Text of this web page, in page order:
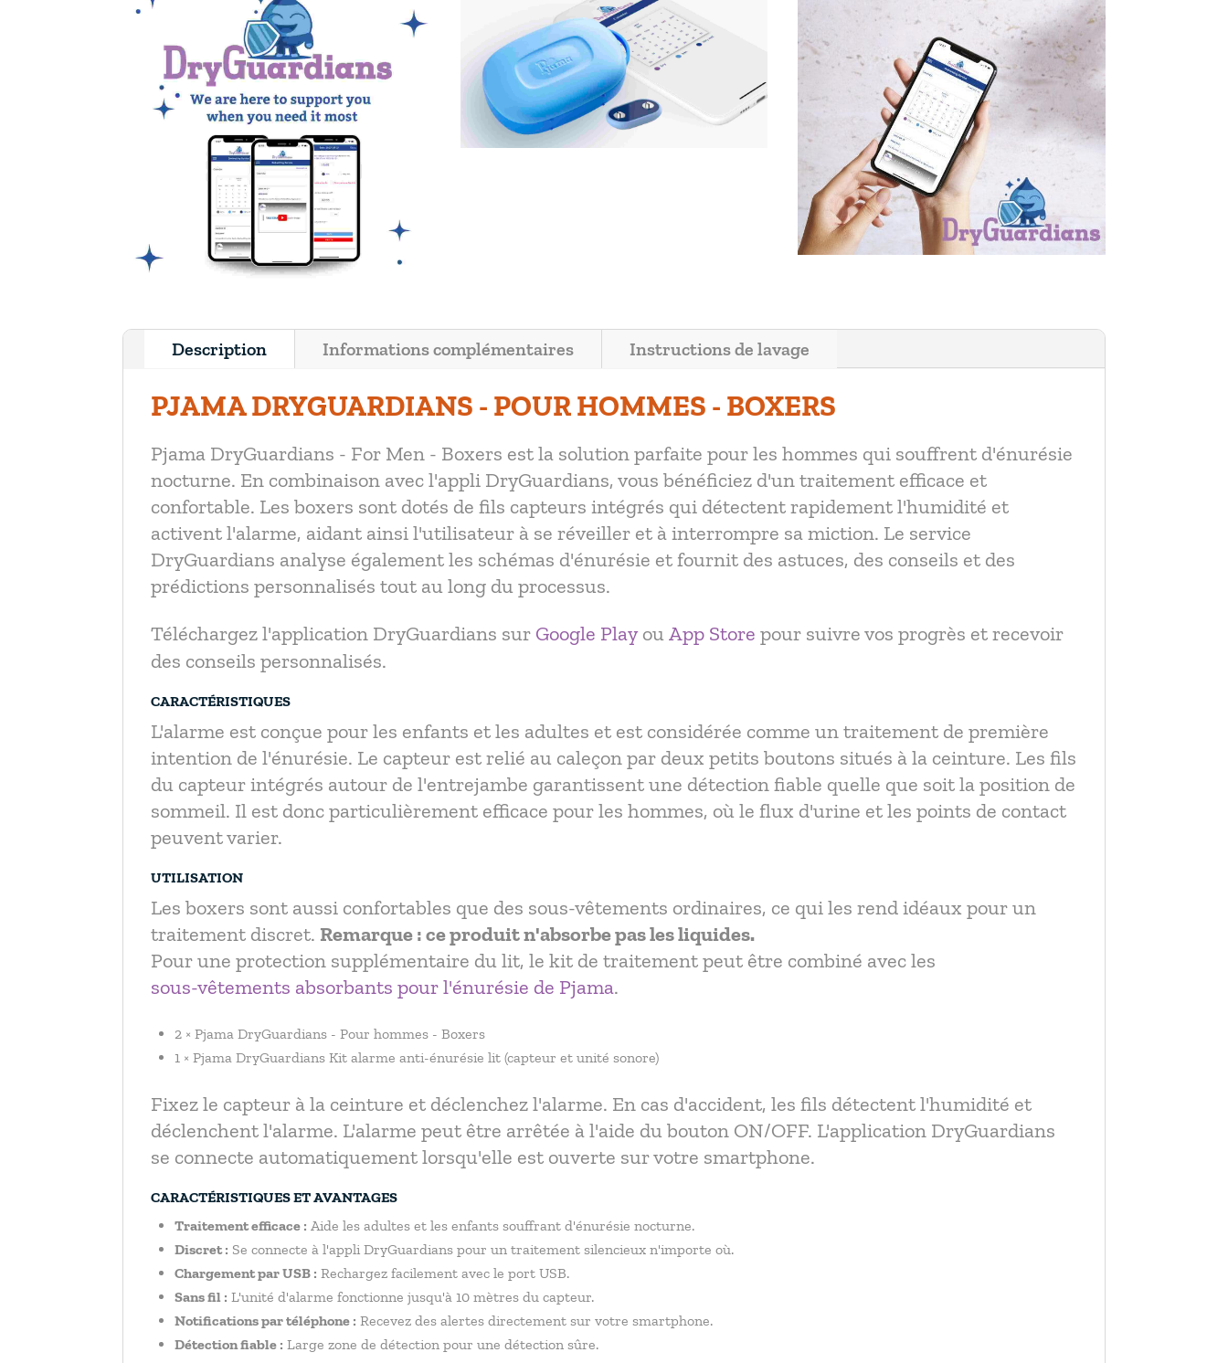
Boxers
Description Informations complémentaires Instructions de lavage
PJAMA DRYGUARDIANS - POUR HOMMES - BOXERS
Pjama DryGuardians - For Men - Boxers est la solution parfaite pour les hommes qui souffrent d'énurésie
nocturne. En combinaison avec l'appli DryGuardians, vous bénéficiez d'un traitement efficace et
confortable. Les boxers sont dotés de fils capteurs intégrés qui détectent rapidement l'humidité et
activent l'alarme, aidant ainsi l'utilisateur à se réveiller et à interrompre sa miction. Le service
DryGuardians analyse également les schémas d'énurésie et fournit des astuces, des conseils et des
prédictions personnalisés tout au long du processus.
Téléchargez l'application DryGuardians sur Google PlayouApp Store pour suivre vos progrès et recevoir
des conseils personnalisés.
CARACTÉRISTIQUES
L'alarme est conçue pour les enfants et les adultes et est considérée comme un traitement de première
intention de l'énurésie. Le capteur est relié au caleçon par deux petits boutons situés à la ceinture. Les fils
du capteur intégrés autour de l'entrejambe garantissent une détection fiable quelle que soit la position de
sommeil. Il est donc particulièrement efficace pour les hommes, où le flux d'urine et les points de contact
peuvent varier.
UTILISATION
Les boxers sont aussi confortables que des sous-vêtements ordinaires, ce qui les rend idéaux pour un
traitement discret. Remarque : ce produit n'absorbe pas les liquides.
Pour une protection supplémentaire du lit, le kit de traitement peut être combiné avec les
sous-vêtements absorbants pour l'énurésie de Pjama.
2 × Pjama DryGuardians - Pour hommes - Boxers
1 × Pjama DryGuardians Kit alarme anti-énurésie lit (capteur et unité sonore)
Fixez le capteur à la ceinture et déclenchez l'alarme. En cas d'accident, les fils détectent l'humidité et
déclenchent l'alarme. L'alarme peut être arrêtée à l'aide du bouton ON/OFF. L'application DryGuardians
se connecte automatiquement lorsqu'elle est ouverte sur votre smartphone.
CARACTÉRISTIQUES ET AVANTAGES
Traitement efficace : Aide les adultes et les enfants souffrant d'énurésie nocturne.
Discret : Se connecte à l'appli DryGuardians pour un traitement silencieux n'importe où.
Chargement par USB : Rechargez facilement avec le port USB.
Sans fil : L'unité d'alarme fonctionne jusqu'à 10 mètres du capteur.
Notifications par téléphone : Recevez des alertes directement sur votre smartphone.
Détection fiable : Large zone de détection pour une détection sûre.